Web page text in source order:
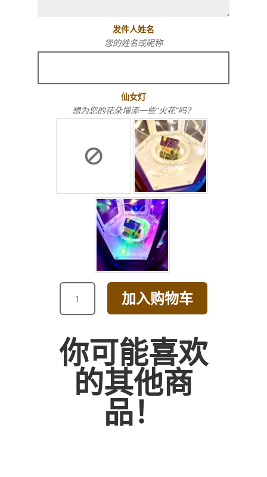
发件人姓名
您的姓名或昵称
仙女灯
想为您的花朵增添一些“火花”吗？
FERRERO
ROCHER
T24
量
加入购物车
你可能喜欢
的其他商
品！